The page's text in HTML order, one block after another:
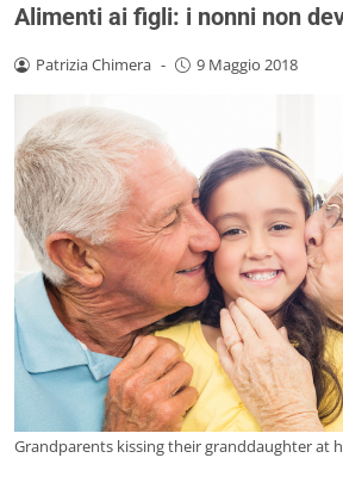
Alimenti ai figli: i nonni non
Patrizia Chimera - 9 Maggio 2018
Grandparents kissing their granddaughter at